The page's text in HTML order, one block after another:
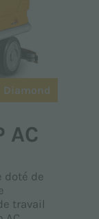
Diamond
AC
doté de
travail